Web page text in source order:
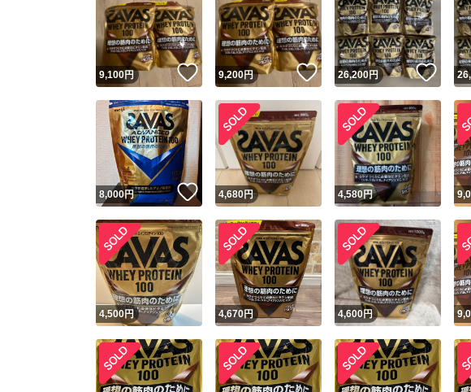
9,100円 いいね！
9,200円 いいね！
26,200円 いい
8,000円 いいね！
4,680円 4,580円
4,500円 4,670円 4,600円